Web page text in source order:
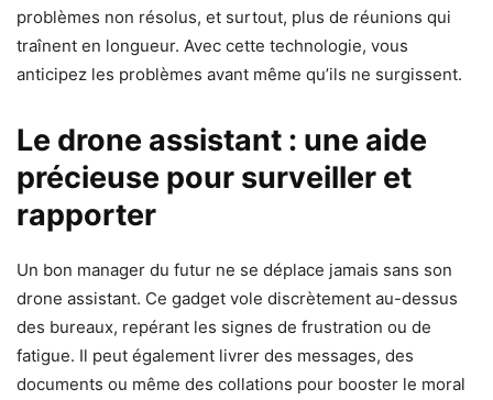
problèmes non résolus, et surtout, plus de réunions qui
traînent en longueur. Avec cette technologie, vous
anticipez les problèmes avant même qu’ils ne surgissent.
Le drone assistant : une aide
précieuse pour surveiller et
rapporter
Un bon manager du futur ne se déplace jamais sans son
drone assistant. Ce gadget vole discrètement au-dessus
des bureaux, repérant les signes de frustration ou de
fatigue. Il peut également livrer des messages, des
documents ou même des collations pour booster le moral